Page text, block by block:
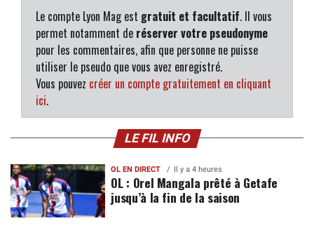
Le compte Lyon Mag est gratuit et facultatif. Il vous
permet notamment de réserver votre pseudonyme
pour les commentaires, afin que personne ne puisse
utiliser le pseudo que vous avez enregistré.
Vous pouvez créer un compte gratuitement en cliquant
ici.
LE FIL INFO
OL EN DIRECT Il y a 4 heures
OL : Orel Mangala prêté à Getafe
jusqu’à la fin de la saison